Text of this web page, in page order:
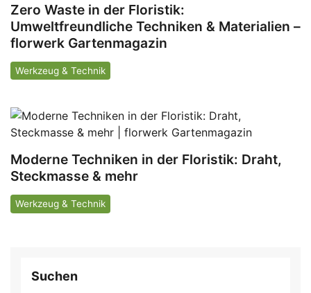
Zero Waste in der Floristik:
Umweltfreundliche Techniken & Materialien –
florwerk Gartenmagazin
Werkzeug & Technik
Moderne Techniken in der Floristik: Draht,
Steckmasse & mehr
Werkzeug & Technik
Suchen